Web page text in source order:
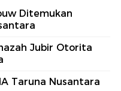
Ditemukan
Jubir Otorita
Taruna Nusantara